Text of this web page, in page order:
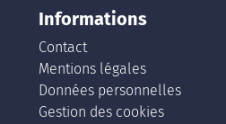
Informations
Contact
Mentions légales
Données personnelles
Gestion des cookies